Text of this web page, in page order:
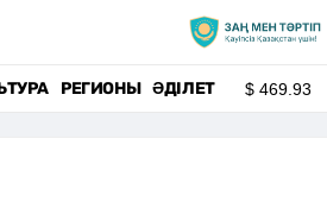
РЕГИОНЫ ӘДІЛЕТ $469.93